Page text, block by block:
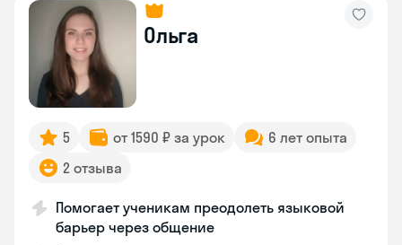
Ольга
5 от 1590 ₽ за урок
6 лет опыта
2 отзыва
Помогает ученикам преодолеть языковой
барьер через общение